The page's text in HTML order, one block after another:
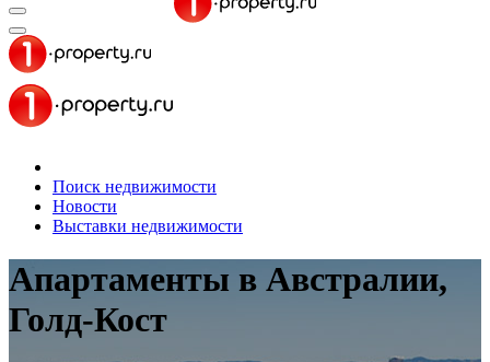
Поиск недвижимости
Новости
Выставки недвижимости
Апартаменты в Австралии,
Голд-Кост